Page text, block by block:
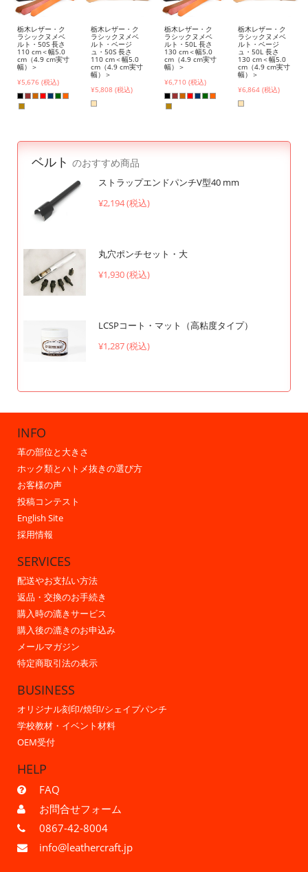
栃木レザー・ク
ラシックヌメベ
ルト・50S 長さ
110 cm＜幅5.0
cm（4.9 cm実寸
幅）＞
¥5,676 (税込)
栃木レザー・ク
ラシックヌメベ
ルト・ベージ
ュ・50S 長さ
110 cm＜幅5.0
cm（4.9 cm実寸
幅）＞
¥5,808 (税込)
栃木レザー・ク
ラシックヌメベ
ルト・50L 長さ
130 cm＜幅5.0
cm（4.9 cm実寸
幅）＞
¥6,710 (税込)
栃木レザー・ク
ラシックヌメベ
ルト・ベージ
ュ・50L 長さ
130 cm＜幅5.0
cm（4.9 cm実寸
幅）＞
¥6,864 (税込)
ベルト のおすすめ商品
ストラップエンドパンチV型40 mm
¥2,194 (税込)
丸穴ポンチセット・大
¥1,930 (税込)
LCSPコート・マット（高粘度タイプ）
¥1,287 (税込)
INFO
革の部位と大きさ
ホック類とハトメ抜きの選び方
お客様の声
投稿コンテスト
English Site
採用情報
SERVICES
配送やお支払い方法
返品・交換のお手続き
購入時の漉きサービス
購入後の漉きのお申込み
メールマガジン
特定商取引法の表示
BUSINESS
オリジナル刻印/焼印/シェイプパンチ
学校教材・イベント材料
OEM受付
HELP
FAQ
お問合せフォーム
0867-42-8004
info@leathercraft.jp